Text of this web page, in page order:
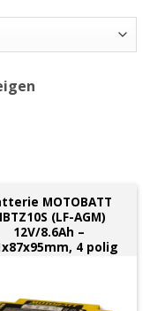
MOTOBATT
(LF-AGM)
12V/8.6Ah –
4 polig